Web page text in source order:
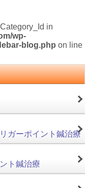
in
wp-
blog.php on line
ガーポイント鍼治療
ト鍼治療